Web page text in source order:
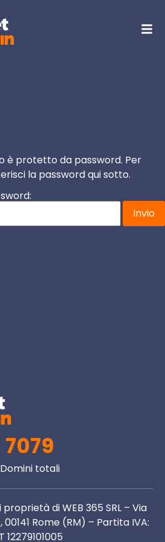
è protetto da password. Per
la password qui sotto.
7079
Domini totali
di WEB 365 SRL – Via
00141 Rome (RM) – Partita IVA:
12279101005